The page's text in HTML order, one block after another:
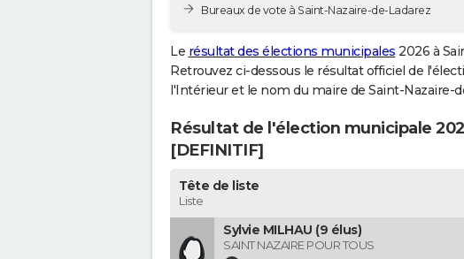
Bureaux de vote à Saint-Nazaire-de-Ladarez
Le résultat des élections municipales 2026 à
Retrouvez ci-dessous le résultat officiel de
l'Intérieur et le nom du maire de Saint-Nazaire-
Résultat de l'élection municipale
[DEFINITIF]
Tête de liste
Liste
Sylvie MILHAU (9 élus)
SAINT NAZAIRE POUR TOUS